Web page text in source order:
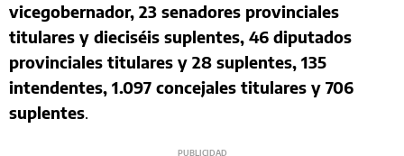
vicegobernador, 23 senadores provinciales
titulares y dieciséis suplentes, 46 diputados
provinciales titulares y 28 suplentes, 135
intendentes, 1.097 concejales titulares y 706
suplentes.